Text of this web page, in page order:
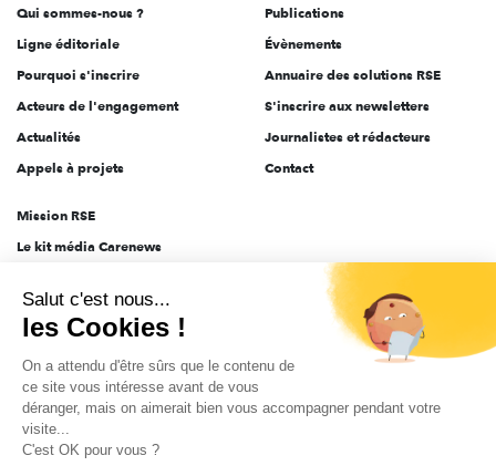
Qui sommes-nous ?
Ligne éditoriale
Pourquoi s'inscrire
Acteurs de l'engagement
Actualités
Appels à projets
Publications
Évènements
Annuaire des solutions RSE
S'inscrire aux newsletters
Journalistes et rédacteurs
Contact
Mission RSE
Le kit média Carenews
AEF info
Novethic
PRODURABLE
Inclusiv Day
Salut c'est nous...
les Cookies !
On a attendu d'être sûrs que le contenu de
ce site vous intéresse avant de vous
déranger, mais on aimerait bien vous accompagner pendant votre
visite...
C'est OK pour vous ?